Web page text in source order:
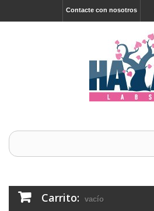
Contacte con nosotros
Carrito: vacío